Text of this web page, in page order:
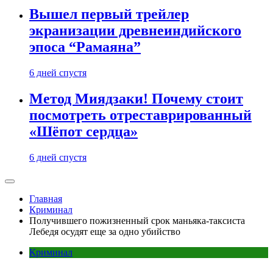
Вышел первый трейлер
экранизации древнеиндийского
эпоса “Рамаяна”
6 дней спустя
Метод Миядзаки! Почему стоит
посмотреть отреставрированный
«Шёпот сердца»
6 дней спустя
Главная
Криминал
Получившего пожизненный срок маньяка-таксиста
Лебедя осудят еще за одно убийство
Криминал